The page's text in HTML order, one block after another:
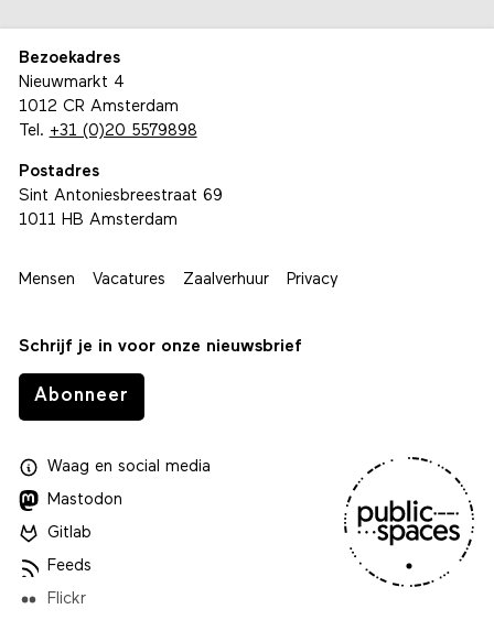
Bezoekadres
Nieuwmarkt 4
1012 CR Amsterdam
Tel. +31 (0)20 5579898
Postadres
Sint Antoniesbreestraat 69
1011 HB Amsterdam
Mensen Vacatures Zaalverhuur Privacy
Schrijf je in voor onze nieuwsbrief
Abonneer
Waagen social media
Mastodon
Gitlab
Feeds
Flickr